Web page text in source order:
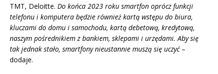
TMT, Deloitte. Do końca 2023 roku smartfon oprócz funkcji
telefonu i komputera będzie również kartą wstępu do biura,
kluczami do domu i samochodu, kartą debetową, kredytową,
naszym pośrednikiem z bankiem, sklepami i urzędami. Aby się
tak jednak stało, smartfony nieustannie muszą się uczyć–
dodaje.